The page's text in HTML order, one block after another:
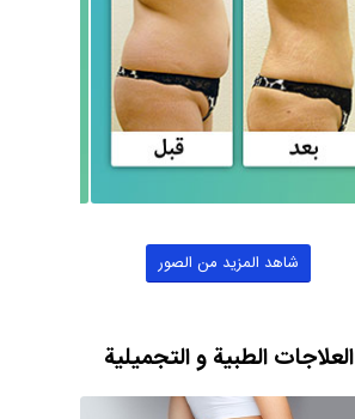
شاهد المزيد من الصور
العلاجات الطبية و التجميلية